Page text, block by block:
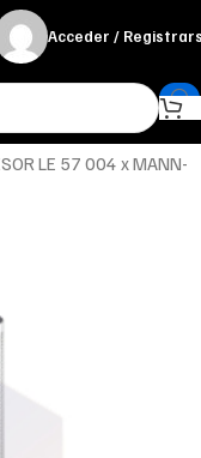
Acceder /
LE 57 004 x MANN-